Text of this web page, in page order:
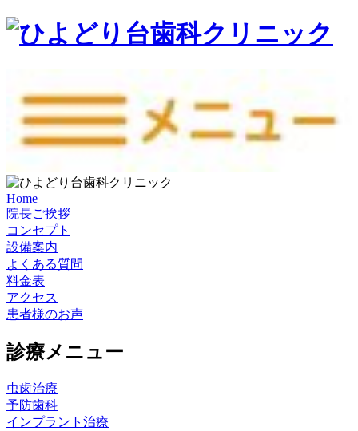
Home
院長ご挨拶
コンセプト
設備案内
よくある質問
料金表
アクセス
患者様のお声
診療メニュー
虫歯治療
予防歯科
インプラント治療